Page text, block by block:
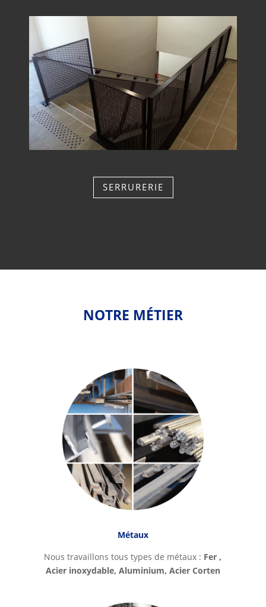
SERRURERIE
NOTRE MÉTIER
Métaux
Nous travaillons tous types de métaux : Fer ,
Acier inoxydable, Aluminium, Acier Corten